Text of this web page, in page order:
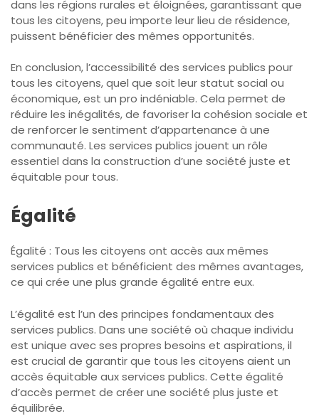
dans les régions rurales et éloignées, garantissant que
tous les citoyens, peu importe leur lieu de résidence,
puissent bénéficier des mêmes opportunités.
En conclusion, l’accessibilité des services publics pour
tous les citoyens, quel que soit leur statut social ou
économique, est un pro indéniable. Cela permet de
réduire les inégalités, de favoriser la cohésion sociale et
de renforcer le sentiment d’appartenance à une
communauté. Les services publics jouent un rôle
essentiel dans la construction d’une société juste et
équitable pour tous.
Égalité
Égalité : Tous les citoyens ont accès aux mêmes
services publics et bénéficient des mêmes avantages,
ce qui crée une plus grande égalité entre eux.
L’égalité est l’un des principes fondamentaux des
services publics. Dans une société où chaque individu
est unique avec ses propres besoins et aspirations, il
est crucial de garantir que tous les citoyens aient un
accès équitable aux services publics. Cette égalité
d’accès permet de créer une société plus juste et
équilibrée.